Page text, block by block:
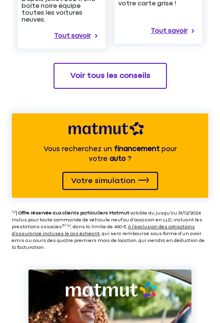
boîte noire équipe
toutes les voitures
neuves.
Tout savoir
votre carte grise !
Tout savoir
Voir tous les conseils
Vous recherchez unfinancementpour
votre auto?
Votre simulation
⁽⁴⁾| Offre réservée aux clients particuliers Matmut valable du jusqu’au 31/12/2024
inclus pour toute commande de véhicule neuf ou d’occasion en LLD, incluant les
prestations associés⁽³⁾ ⁽⁵⁾, dans la limite de 450 €, à l’exclusion des cotisations
d’assurance incluses le cas échéant , qui sera remboursé sous forme d’un avoir
émis au cours des quatre premiers mois de location, qui viendra en déduction de
la facturation.